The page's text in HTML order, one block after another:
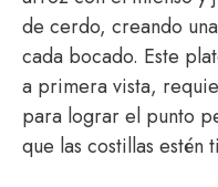
de cerdo, creando
cada bocado. Este
a primera vista,
para lograr el punto
que las costillas estén